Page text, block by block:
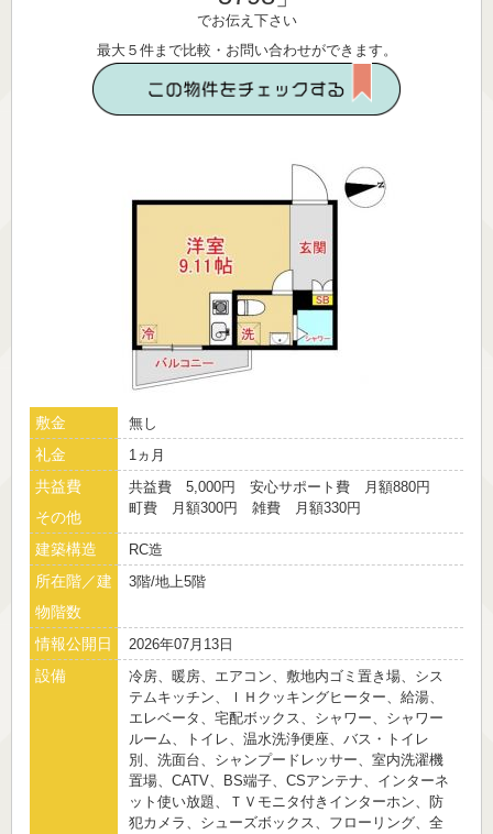
でお伝え下さい
最大５件まで比較・お問い合わせができます。
敷金 無し
礼金 1ヵ月
共益費
その他
共益費 5,000円 安心サポート費 月額880円
町費 月額300円 雑費 月額330円
建築構造 RC造
所在階／建
物階数
3階/地上5階
情報公開日 2026年07月13日
設備
冷房、暖房、エアコン、敷地内ゴミ置き場、シス
テムキッチン、ＩＨクッキングヒーター、給湯、
エレベータ、宅配ボックス、シャワー、シャワー
ルーム、トイレ、温水洗浄便座、バス・トイレ
別、洗面台、シャンプードレッサー、室内洗濯機
置場、CATV、BS端子、CSアンテナ、インターネ
ット使い放題、ＴＶモニタ付きインターホン、防
犯カメラ、シューズボックス、フローリング、全